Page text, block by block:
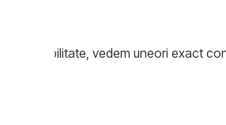
vedem uneori exact